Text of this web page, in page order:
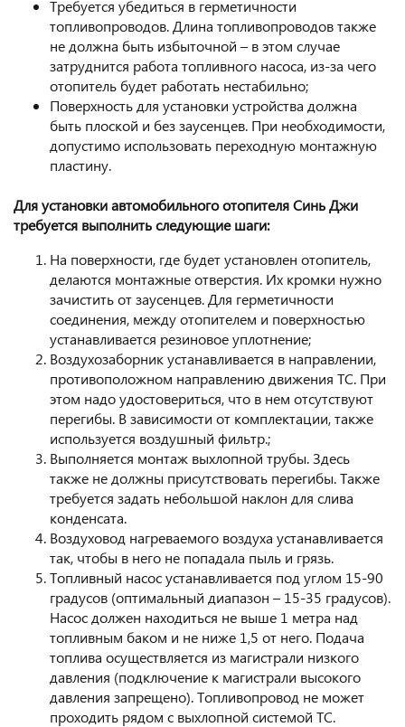
Требуется убедиться в герметичности
топливопроводов. Длина топливопроводов также
не должна быть избыточной – в этом случае
затруднится работа топливного насоса, из-за чего
отопитель будет работать нестабильно;
Поверхность для установки устройства должна
быть плоской и без заусенцев. При необходимости,
допустимо использовать переходную монтажную
пластину.
Для установки автомобильного отопителя Синь Джи
требуется выполнить следующие шаги:
На поверхности, где будет установлен отопитель,
делаются монтажные отверстия. Их кромки нужно
зачистить от заусенцев. Для герметичности
соединения, между отопителем и поверхностью
устанавливается резиновое уплотнение;
Воздухозаборник устанавливается в направлении,
противоположном направлению движения ТС. При
этом надо удостовериться, что в нем отсутствуют
перегибы. В зависимости от комплектации, также
используется воздушный фильтр.;
Выполняется монтаж выхлопной трубы. Здесь
также не должны присутствовать перегибы. Также
требуется задать небольшой наклон для слива
конденсата.
Воздуховод нагреваемого воздуха устанавливается
так, чтобы в него не попадала пыль и грязь.
Топливный насос устанавливается под углом 15-90
градусов (оптимальный диапазон – 15-35 градусов).
Насос должен находиться не выше 1 метра над
топливным баком и не ниже 1,5 от него. Подача
топлива осуществляется из магистрали низкого
давления (подключение к магистрали высокого
давления запрещено). Топливопровод не может
проходить рядом с выхлопной системой ТС.